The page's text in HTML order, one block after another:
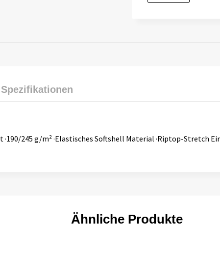
Spezifikationen
245 g/m² ·Elastisches Softshell Material ·Riptop-Stretch
Ähnliche Produkte